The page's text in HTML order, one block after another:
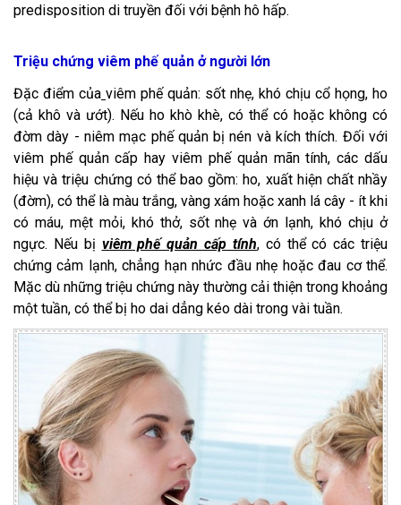
predisposition di truyền đối với bệnh hô hấp.
Triệu chứng viêm phế quản ở người lớn
Đặc điểm của viêm phế quản: sốt nhẹ, khó chịu cổ họng, ho
(cả khô và ướt). Nếu ho khò khè, có thể có hoặc không có
đờm dày - niêm mạc phế quản bị nén và kích thích. Đối với
viêm phế quản cấp hay viêm phế quản mãn tính, các dấu
hiệu và triệu chứng có thể bao gồm: ho, xuất hiện chất nhầy
(đờm), có thể là màu trắng, vàng xám hoặc xanh lá cây - ít khi
có máu, mệt mỏi, khó thở, sốt nhẹ và ớn lạnh, khó chịu ở
ngực. Nếu bị viêm phế quản cấp tính, có thể có các triệu
chứng cảm lạnh, chẳng hạn nhức đầu nhẹ hoặc đau cơ thể.
Mặc dù những triệu chứng này thường cải thiện trong khoảng
một tuần, có thể bị ho dai dẳng kéo dài trong vài tuần.